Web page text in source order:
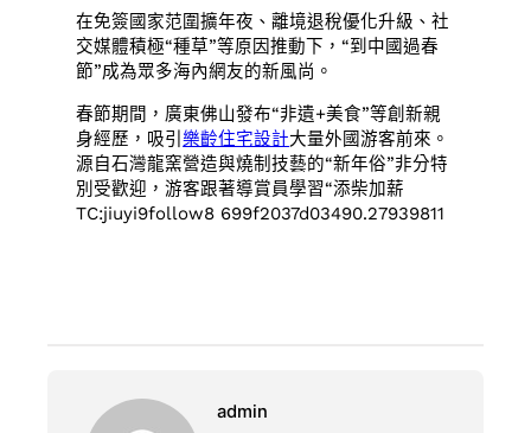
在免簽國家范圍擴年夜、離境退稅優化升級、社
交媒體積極“種草”等原因推動下，“到中國過春
節”成為眾多海內網友的新風尚。
春節期間，廣東佛山發布“非遺+美食”等創新親
身經歷，吸引樂齡住宅設計大量外國游客前來。
源自石灣龍窯營造與燒制技藝的“新年俗”非分特
別受歡迎，游客跟著導賞員學習“添柴加薪
TC:jiuyi9follow8 699f2037d03490.27939811
admin